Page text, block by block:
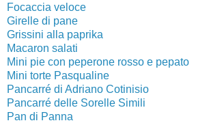
Focaccia veloce
Girelle di pane
Grissini alla paprika
Macaron salati
Mini pie con peperone rosso e pepato
Mini torte Pasqualine
Pancarré di Adriano Cotinisio
Pancarré delle Sorelle Simili
Pan di Panna